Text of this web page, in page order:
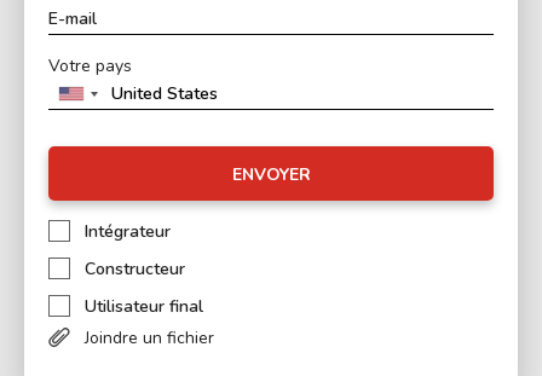
Votre pays
ENVOYER
Intégrateur
Constructeur
Utilisateur final
Joindre un fichier